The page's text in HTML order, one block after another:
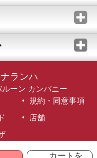
カートを
ランハ
ーン カンパニー
規約・同意事項
店舗
Rights Reserved.